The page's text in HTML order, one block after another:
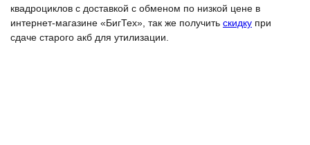
квадроциклов с доставкой с обменом по низкой цене в
интернет-магазине «БигТех», так же получить скидку при
сдаче старого акб для утилизации.